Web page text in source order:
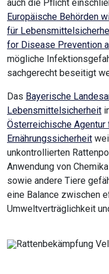
auch die Pflicht
Europäische Behörden
für
for Disease Prevention
mögliche
sachgerecht beseitigt
Das Bayerische
Lebensmittelsicherheit
Österreichische Agentur
Ernährungssicherheit
unkontrollierten
Anwendung von
sowie andere Tiere
eine Balance zwischen
Umweltverträglichkeit